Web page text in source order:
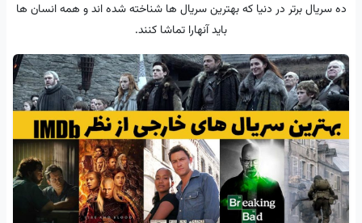
ده سریال برتر در دنیا که بهترین سریال ها شناخته شده اند و همه انسان ها
باید آنهارا تماشا کنند.